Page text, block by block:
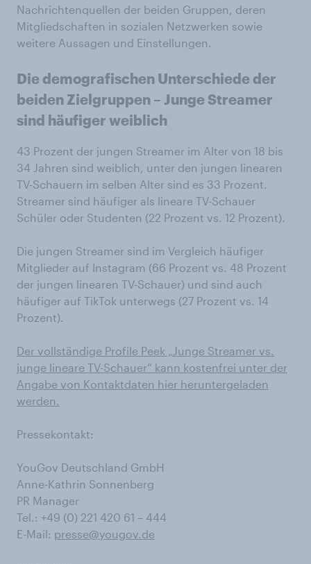
Nachrichtenquellen der beiden Gruppen, deren
Mitgliedschaften in sozialen Netzwerken sowie
weitere Aussagen und Einstellungen.
Die demografischen Unterschiede der
beiden Zielgruppen – Junge Streamer
sind häufiger weiblich
43 Prozent der jungen Streamer im Alter von 18 bis
34 Jahren sind weiblich, unter den jungen linearen
TV-Schauern im selben Alter sind es 33 Prozent.
Streamer sind häufiger als lineare TV-Schauer
Schüler oder Studenten (22 Prozent vs. 12 Prozent).
Die jungen Streamer sind im Vergleich häufiger
Mitglieder auf Instagram (66 Prozent vs. 48 Prozent
der jungen linearen TV-Schauer) und sind auch
häufiger auf TikTok unterwegs (27 Prozent vs. 14
Prozent).
Der vollständige Profile Peek „Junge Streamer vs.
junge lineare TV-Schauer“ kann kostenfrei unter der
Angabe von Kontaktdaten hier heruntergeladen
werden.
Pressekontakt:
YouGov Deutschland GmbH
Anne-Kathrin Sonnenberg
PR Manager
Tel.: +49 (0) 221 420 61 – 444
E-Mail: presse@yougov.de